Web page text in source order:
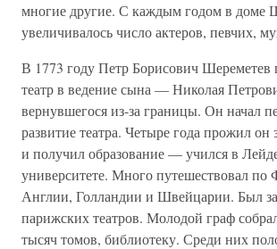
многие другие. С каждым годом в доме
увеличивалось число актеров, певчих,
В 1773 году Петр Борисович Шереметев
театр в ведение сына — Николая
вернувшегося из-за границы. Он начал
развитие театра. Четыре года прожил он
и получил образование — учился в
университете. Много путешествовал по
Англии, Голландии и Швейцарии. Был
парижских театров. Молодой граф
тысяч томов, библиотеку. Среди них